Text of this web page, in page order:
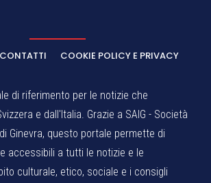
CONTATTI COOKIE POLICY E PRIVACY
di riferimento per le notizie che
e dall'Italia. Grazie a SAIG - Società
Ginevra, questo portale permette di
accessibili a tutti le notizie e le
culturale, etico, sociale e i consigli